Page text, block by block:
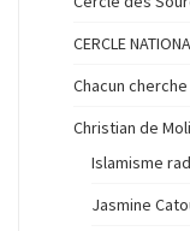
CERCLE
Chacun
Christian de
Islamisme
Jasmine